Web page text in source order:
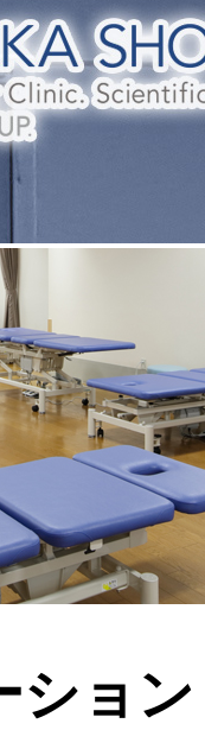
ション